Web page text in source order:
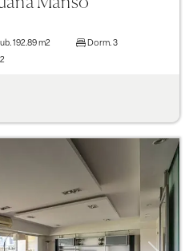
192.89 m2 Dorm. 3
2
Next